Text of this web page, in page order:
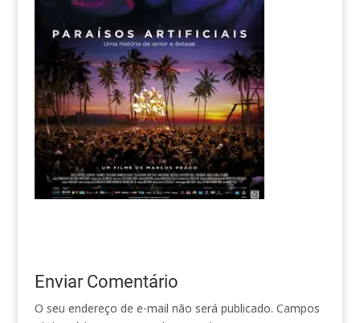
Enviar Comentário
O seu endereço de e-mail não será publicado. Campos